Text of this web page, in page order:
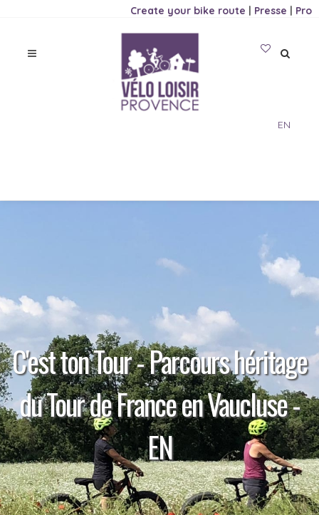
Create your bike route | Presse | Pro
EN
C'est ton Tour - Parcours héritage
du Tour de France en Vaucluse -
EN